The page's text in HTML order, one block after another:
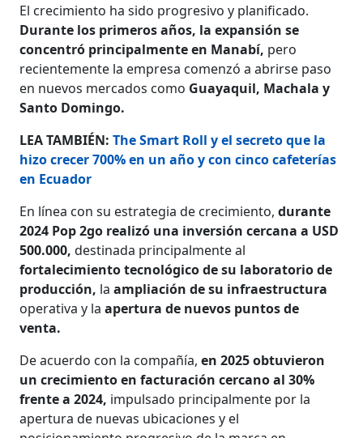
El crecimiento ha sido progresivo y planificado.
Durante los primeros años, la expansión se
concentró principalmente en Manabí, pero
recientemente la empresa comenzó a abrirse paso
en nuevos mercados como Guayaquil, Machala y
Santo Domingo.
LEA TAMBIÉN:The Smart Roll y el secreto que la
hizo crecer 700% en un año y con cinco cafeterías
en Ecuador
En línea con su estrategia de crecimiento,durante
2024 Pop 2go realizó una inversión cercana a USD
500.000,destinada principalmente al
fortalecimiento tecnológico de su laboratorio de
producción, laampliación de su infraestructura
operativa y laapertura de nuevos puntos de
venta.
De acuerdo con la compañía,en 2025 obtuvieron
un crecimiento en facturación cercano al 30%
frente a 2024, impulsado principalmente por la
apertura de nuevas ubicaciones y el